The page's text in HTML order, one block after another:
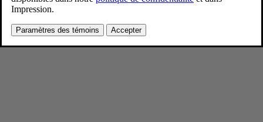
New Volvo XC90 Lifestyle
Pour consulter toute l’information sur les droits d’auteur, cliquez ici